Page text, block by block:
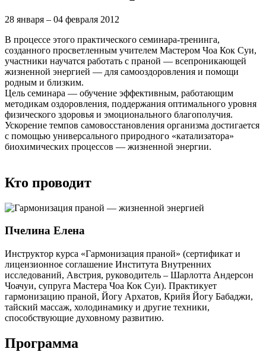
28 января – 04 февраля 2012
В процессе этого практического семинара-тренинга,
созданного просветленным учителем Мастером Чоа Кок Суи,
участники научатся работать с праной — всепроникающей
жизненной энергией — для самооздоровления и помощи
родным и близким.
Цель семинара — обучение эффективным, работающим
методикам оздоровления, поддержания оптимального уровня
физического здоровья и эмоционального благополучия.
Ускорение темпов самовосстановления организма достигается
с помощью универсального природного «катализатора»
биохимических процессов — жизненной энергии.
Кто проводит
Пчелина Елена
Инструктор курса «Гармонизация праной» (сертификат и
лицензионное соглашение Института Внутренних
исследований, Австрия, руководитель – Шарлотта Андерсон
Чоачуи, супруга Мастера Чоа Кок Суи). Практикует
гармонизацию праной, Йогу Архатов, Крийя Йогу Бабаджи,
тайский массаж, холодинамику и другие техники,
способствующие духовному развитию.
Программа